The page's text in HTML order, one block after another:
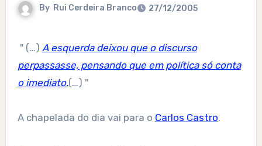
By Rui Cerdeira Branco 27/12/2005
" (…) A esquerda deixou que o discurso
perpassasse, pensando que em política só conta
o imediato.(…) "
A chapelada do dia vai para o Carlos Castro.